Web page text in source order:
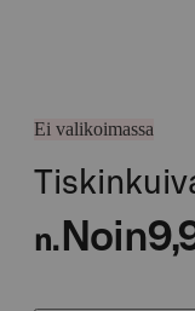
Ei valikoimassa
n. Noin